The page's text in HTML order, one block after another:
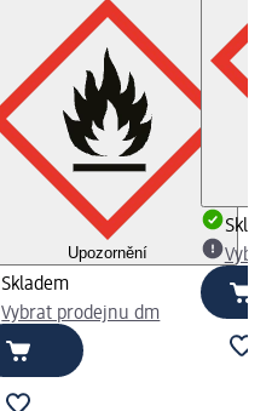
Upozornění
Skladem
Vybrat prodejnu dm